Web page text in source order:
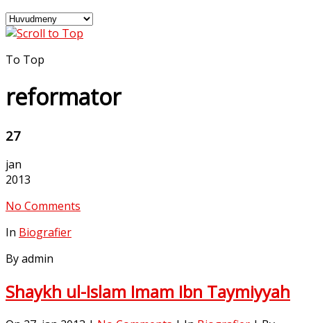
To Top
reformator
27
jan
2013
No Comments
In Biografier
By admin
Shaykh ul-Islam Imam Ibn Taymiyyah